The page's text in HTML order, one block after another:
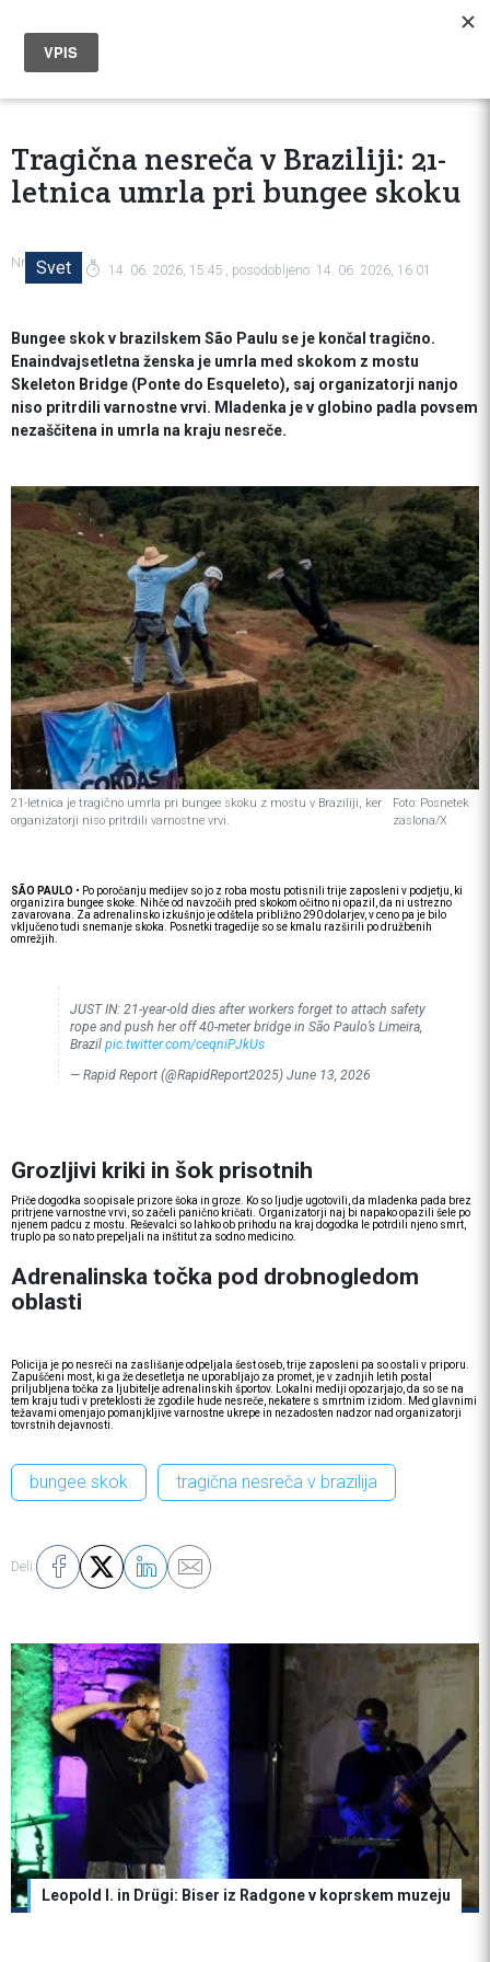
Tragična nesreča v Braziliji: 21-
letnica umrla pri bungee skoku
Nr Svet 14. 06. 2026, 15:45 , posodobljeno: 14. 06. 2026, 16:01
Bungee skok v brazilskem São Paulu se je končal tragično.
Enaindvajsetletna ženska je umrla med skokom z mostu
Skeleton Bridge (Ponte do Esqueleto), saj organizatorji nanjo
niso pritrdili varnostne vrvi. Mladenka je v globino padla povsem
nezaščitena in umrla na kraju nesreče.
21-letnica je tragično umrla pri bungee skoku z mostu v Braziliji, ker
organizatorji niso pritrdili varnostne vrvi.
Foto: Posnetek
zaslona/X
SÃO PAULO • Po poročanju medijev so jo z roba mostu potisnili trije zaposleni v podjetju, ki
organizira bungee skoke. Nihče od navzočih pred skokom očitno ni opazil, da ni ustrezno
zavarovana. Za adrenalinsko izkušnjo je odštela približno 290 dolarjev, v ceno pa je bilo
vključeno tudi snemanje skoka. Posnetki tragedije so se kmalu razširili po družbenih
omrežjih.
JUST IN: 21-year-old dies after workers forget to attach safety
rope and push her off 40-meter bridge in São Paulo’s Limeira,
Brazil pic.twitter.com/ceqniPJkUs
— Rapid Report (@RapidReport2025) June 13, 2026
Grozljivi kriki in šok prisotnih
Priče dogodka so opisale prizore šoka in groze. Ko so ljudje ugotovili, da mladenka pada brez
pritrjene varnostne vrvi, so začeli panično kričati. Organizatorji naj bi napako opazili šele po
njenem padcu z mostu. Reševalci so lahko ob prihodu na kraj dogodka le potrdili njeno smrt,
truplo pa so nato prepeljali na inštitut za sodno medicino.
Adrenalinska točka pod drobnogledom
oblasti
Policija je po nesreči na zaslišanje odpeljala šest oseb, trije zaposleni pa so ostali v priporu.
Zapuščeni most, ki ga že desetletja ne uporabljajo za promet, je v zadnjih letih postal
priljubljena točka za ljubitelje adrenalinskih športov. Lokalni mediji opozarjajo, da so se na
tem kraju tudi v preteklosti že zgodile hude nesreče, nekatere s smrtnim izidom. Med glavnimi
težavami omenjajo pomanjkljive varnostne ukrepe in nezadosten nadzor nad organizatorji
tovrstnih dejavnosti.
bungee skok tragična nesreča v brazilija
Deli:
Leopold I. in Drügi: Biser iz Radgone v koprskem muzeju